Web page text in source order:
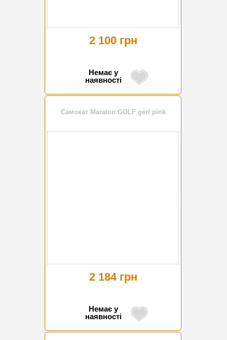
2 100 грн
Немає у
наявності
Самокат Maraton GOLF gerl pink
2 184 грн
Немає у
наявності